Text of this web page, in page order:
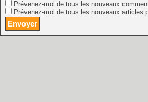
Prévenez-moi de tous les nouveaux
Prévenez-moi de tous les nouveaux articles